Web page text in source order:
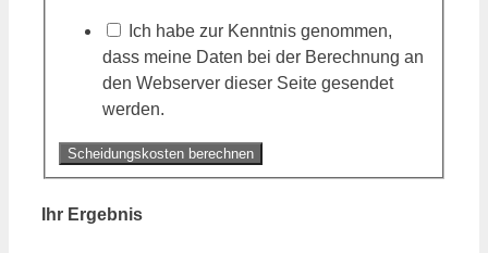
Ich habe zur Kenntnis genommen,
dass meine Daten bei der Berechnung an
den Webserver dieser Seite gesendet
werden.
Scheidungskosten berechnen
Ihr Ergebnis